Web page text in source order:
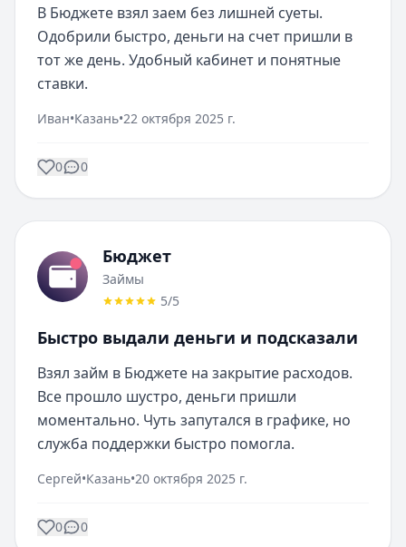
В Бюджете взял заем без лишней суеты.
Одобрили быстро, деньги на счет пришли в
тот же день. Удобный кабинет и понятные
ставки.
Иван•Казань•22 октября 2025 г.
0 0
Бюджет
Займы
5/5
Быстро выдали деньги и подсказали
Взял займ в Бюджете на закрытие расходов.
Все прошло шустро, деньги пришли
моментально. Чуть запутался в графике, но
служба поддержки быстро помогла.
Сергей•Казань•20 октября 2025 г.
0 0